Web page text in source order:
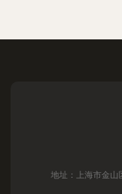
地址：上海市金山